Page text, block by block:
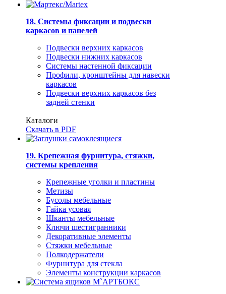
18. Системы фиксации и подвески
каркасов и панелей
Подвески верхних каркасов
Подвески нижних каркасов
Системы настенной фиксации
Профили, кронштейны для навески
каркасов
Подвески верхних каркасов без
задней стенки
Каталоги
Скачать в PDF
19. Крепежная фурнитура, стяжки,
системы крепления
Крепежные уголки и пластины
Метизы
Бусолы мебельные
Гайка усовая
Шканты мебельные
Ключи шестигранники
Декоративные элементы
Стяжки мебельные
Полкодержатели
Фурнитура для стекла
Элементы конструкции каркасов